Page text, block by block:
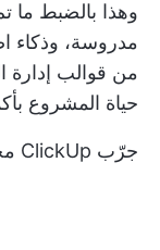
مدروسة، وذكاء
من قوالب إدارة
حياة المشروع
جرّب ClickUp مجانًا اليوم